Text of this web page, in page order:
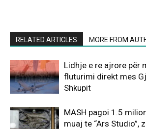
RELATED ARTICLES MORE FROM
Lidhje e re ajrore për
fluturimi direkt mes
Shkupit
MASH pagoi 1.5
muaj te “Ars Studio”,